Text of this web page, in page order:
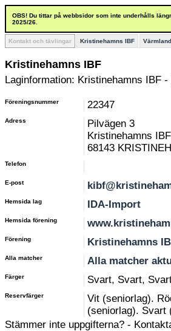
OBS! Du tittar på webbsidor som inte underhålls
2025/26.
Kontakt och tävlingar Kristinehamns IBF
Kristinehamns IBF
Laginformation: Kristinehamns IBF
Föreningsnummer 22347
Adress
Pilvägen 3
Kristinehamns
68143
Telefon
E-post
Hemsida lag IDA-Import
Hemsida förening
Förening Kristinehamns
Alla matcher Alla matcher
Färger Svart, Svart,
Reservfärger
Vit (seniorlag).
(seniorlag). Svart
Stämmer inte uppgifterna? -